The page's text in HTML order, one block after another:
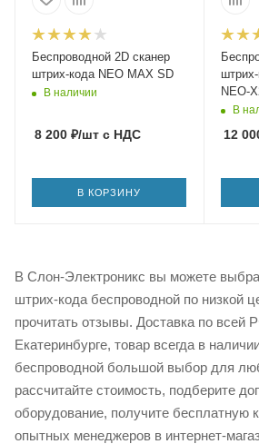
Беспроводной 2D сканер
штрих-кода NEO MAX SD
В наличии
8 200 ₽/шт с НДС
В КОРЗИНУ
NEO-
В
12
В Слон-Электроникс вы можете
штрих-кода беспроводной по низкой
прочитать отзывы. Доставка по всей
Екатеринбурге, товар всегда в
беспроводной большой выбор для
рассчитайте стоимость, подберите
оборудование, получите бесплатную
опытных менеджеров в интернет-